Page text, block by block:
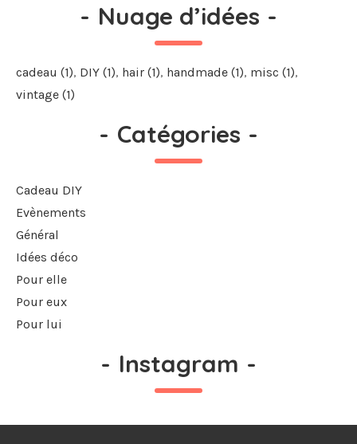
- Nuage d’idées -
cadeau (1) DIY (1) hair (1) handmade (1) misc (1)
vintage (1)
- Catégories -
Cadeau DIY
Evènements
Général
Idées déco
Pour elle
Pour eux
Pour lui
- Instagram -